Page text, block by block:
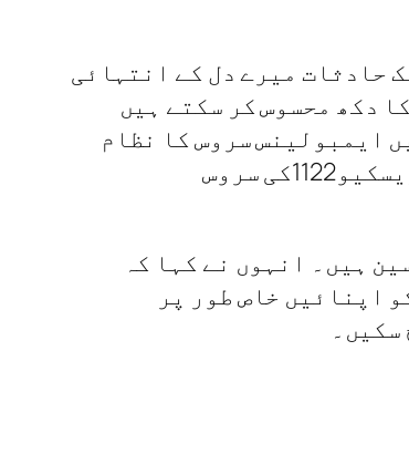
حادثات میرے دل کے انتہائی
دکھ محسوس کر سکتے ہیں
ایمبولینس سروس کا نظام
سروس
ہیں۔ انہوں نے کہا کہ
اپنائیں خاص طور پر